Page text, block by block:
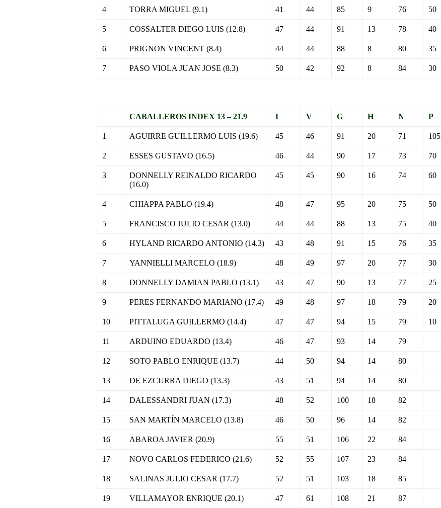
4 TORRA MIGUEL (9.1) 41 44 85 9 76 50
5 COSSALTER DIEGO LUIS (12.8) 47 44 91 13 78 40
6 PRIGNON VINCENT (8.4) 44 44 88 8 80 35
7 PASO VIOLA JUAN JOSE (8.3) 50 42 92 8 84 30
CABALLEROS INDEX 13 – 21.9 I V G H N P
1 AGUIRRE GUILLERMO LUIS (19.6) 45 46 91 20 71 105
2 ESSES GUSTAVO (16.5) 46 44 90 17 73 70
3
DONNELLY REINALDO RICARDO
(16.0)
45 45 90 16 74 60
4 CHIAPPA PABLO (19.4) 48 47 95 20 75 50
5 FRANCISCO JULIO CESAR (13.0) 44 44 88 13 75 40
6 HYLAND RICARDO ANTONIO (14.3) 43 48 91 15 76 35
7 YANNIELLI MARCELO (18.9) 48 49 97 20 77 30
8 DONNELLY DAMIAN PABLO (13.1) 43 47 90 13 77 25
9 PERES FERNANDO MARIANO (17.4) 49 48 97 18 79 20
10 PITTALUGA GUILLERMO (14.4) 47 47 94 15 79 10
11 ARDUINO EDUARDO (13.4) 46 47 93 14 79
12 SOTO PABLO ENRIQUE (13.7) 44 50 94 14 80
13 DE EZCURRA DIEGO (13.3) 43 51 94 14 80
14 DALESSANDRI JUAN (17.3) 48 52 100 18 82
15 SAN MARTÍN MARCELO (13.8) 46 50 96 14 82
16 ABAROA JAVIER (20.9) 55 51 106 22 84
17 NOVO CARLOS FEDERICO (21.6) 52 55 107 23 84
18 SALINAS JULIO CESAR (17.7) 52 51 103 18 85
19 VILLAMAYOR ENRIQUE (20.1) 47 61 108 21 87